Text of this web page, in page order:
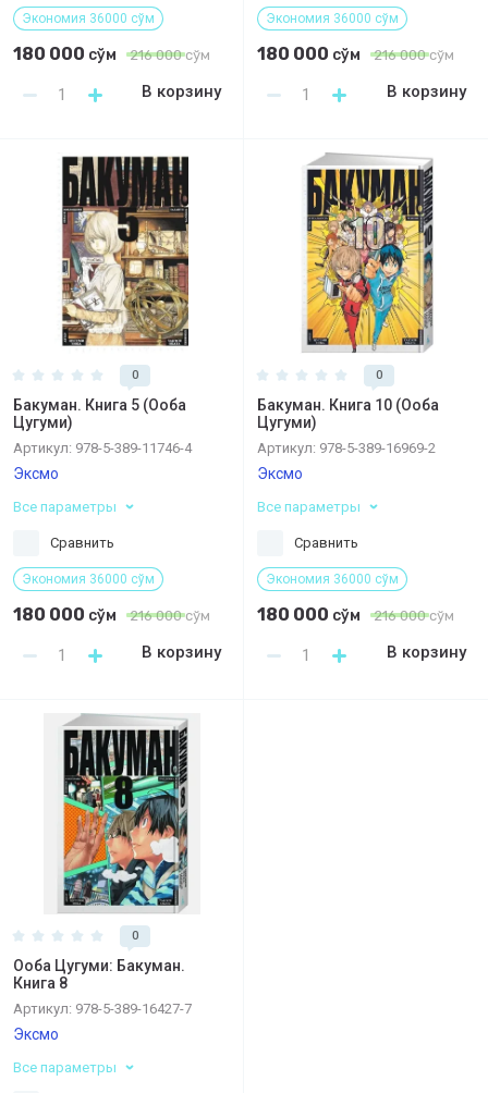
Экономия 36000 сўм
180 000 сўм 216 000сўм
В корзину
Экономия 36000 сўм
180 000 сўм 216 000сўм
В корзину
0
Бакуман. Книга 5 (Ооба
Цугуми)
Артикул: 978-5-389-11746-4
Эксмо
Все параметры
Сравнить
Экономия 36000 сўм
180 000 сўм 216 000сўм
В корзину
0
Бакуман. Книга 10 (Ооба
Цугуми)
Артикул: 978-5-389-16969-2
Эксмо
Все параметры
Сравнить
Экономия 36000 сўм
180 000 сўм 216 000сўм
В корзину
0
Ооба Цугуми: Бакуман.
Книга 8
Артикул: 978-5-389-16427-7
Эксмо
Все параметры